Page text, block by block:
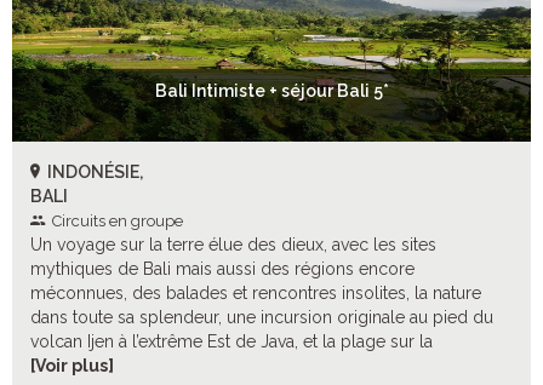
Bali Intimiste + séjour Bali 5*
INDONÉSIE,
BALI
Circuits en groupe
Un voyage sur la terre élue des dieux, avec les sites
mythiques de Bali mais aussi des régions encore
méconnues, des balades et rencontres insolites, la nature
dans toute sa splendeur, une incursion originale au pied du
volcan Ijen à l’extrême Est de Java, et la plage sur la
presqu’île de Benoa.
[Voir plus]